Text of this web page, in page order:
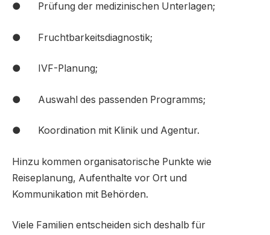
● Prüfung der medizinischen Unterlagen;
● Fruchtbarkeitsdiagnostik;
● IVF-Planung;
● Auswahl des passenden Programms;
● Koordination mit Klinik und Agentur.
Hinzu kommen organisatorische Punkte wie
Reiseplanung, Aufenthalte vor Ort und
Kommunikation mit Behörden.
Viele Familien entscheiden sich deshalb für